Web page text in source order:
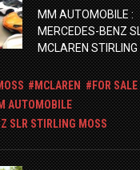
MM AUTOMOBILE :
MERCEDES-BENZ
MCLAREN
MCLAREN
FOR SALE
AUTOMOBILE
SLR STIRLING MOSS